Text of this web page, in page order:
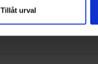
Tillåt urval